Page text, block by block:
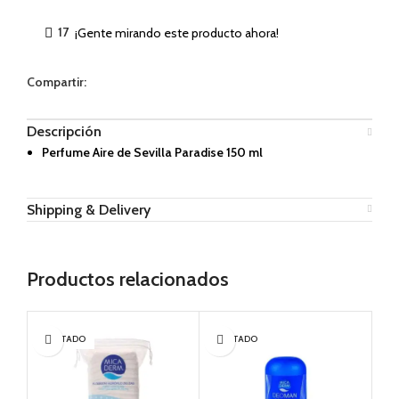
17 ¡Gente mirando este producto ahora!
Compartir:
Descripción
Perfume Aire de Sevilla Paradise 150 ml
Shipping & Delivery
Productos relacionados
AGOTADO AGOTADO